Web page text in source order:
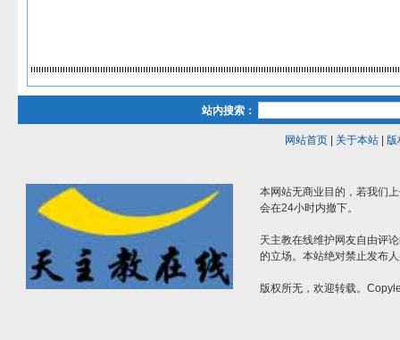
站内搜索：
网站首页| 关于本站| 版
本网站无商业目的，若我们
会在24小时内撤下。
天主教在线维护网友自由评
的立场。本站绝对禁止发布
版权所无，欢迎转载。